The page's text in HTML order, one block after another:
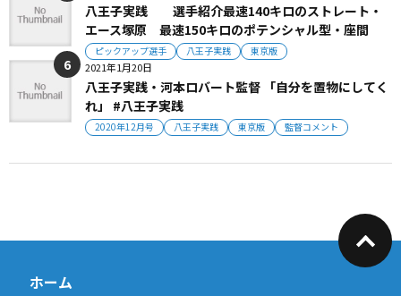
八王子実践 選手紹介最速140キロのストレート・
エース塚原 最速150キロのポテンシャル型・座間
ピックアップ選手 八王子実践 東京版
2021年1月20日
八王子実践・河本ロバート監督 「自分を置物にしてく
れ」 #八王子実践
2020年12月号 八王子実践 東京版 監督コメント
ホーム